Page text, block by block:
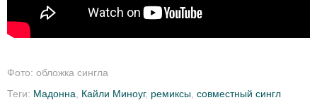
Фото: обложка сингла
Теги: Мадонна Кайли Миноуг, ремиксы совместный сингл